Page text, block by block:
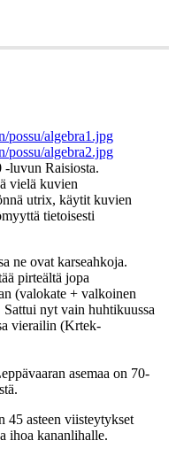
possu/algebra1.jpg
possu/algebra2.jpg
luvun Raisiosta.
vielä kuvien
utrix, käytit kuvien
tietoisesti
ne ovat karseahkoja.
pirteältä jopa
(valokate + valkoinen
nyt vain huhtikuussa
vierailin (Krtek-
asemaa on 70-
45 asteen viisteytykset
ihoa kananlihalle.